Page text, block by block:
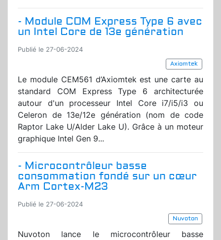
- Module COM Express Type 6 avec
un Intel Core de 13e génération
Publié le 27-06-2024
Axiomtek
Le module CEM561 d’Axiomtek est une carte au
standard COM Express Type 6 architecturée
autour d'un processeur Intel Core i7/i5/i3 ou
Celeron de 13e/12e génération (nom de code
Raptor Lake U/Alder Lake U). Grâce à un moteur
graphique Intel Gen 9...
- Microcontrôleur basse
consommation fondé sur un cœur
Arm Cortex-M23
Publié le 27-06-2024
Nuvoton
Nuvoton lance le microcontrôleur basse